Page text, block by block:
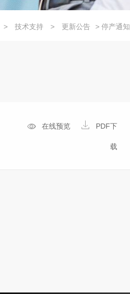
> 技术支持 > 更新公告 > 停产通知
在线预览 PDF下
载